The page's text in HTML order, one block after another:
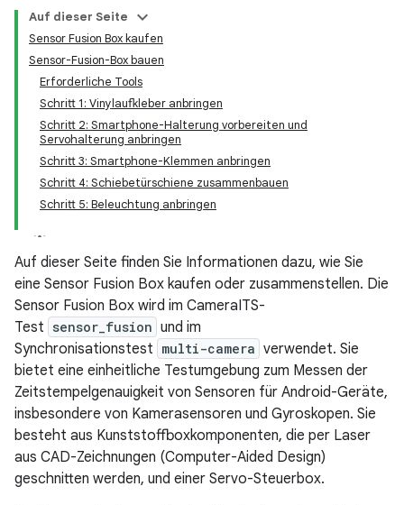
Auf dieser Seite
Sensor Fusion Box kaufen
Sensor-Fusion-Box bauen
Erforderliche Tools
Schritt 1: Vinylaufkleber anbringen
Schritt 2: Smartphone-Halterung vorbereiten und
Servohalterung anbringen
Schritt 3: Smartphone-Klemmen anbringen
Schritt 4: Schiebetürschiene zusammenbauen
Schritt 5: Beleuchtung anbringen
Auf dieser Seite finden Sie Informationen dazu, wie Sie
eine Sensor Fusion Box kaufen oder zusammenstellen. Die
Sensor Fusion Box wird im CameraITS-
Test sensor_fusion und im
Synchronisationstest multi-camera verwendet. Sie
bietet eine einheitliche Testumgebung zum Messen der
Zeitstempelgenauigkeit von Sensoren für Android-Geräte,
insbesondere von Kamerasensoren und Gyroskopen. Sie
besteht aus Kunststoffboxkomponenten, die per Laser
aus CAD-Zeichnungen (Computer-Aided Design)
geschnitten werden, und einer Servo-Steuerbox.